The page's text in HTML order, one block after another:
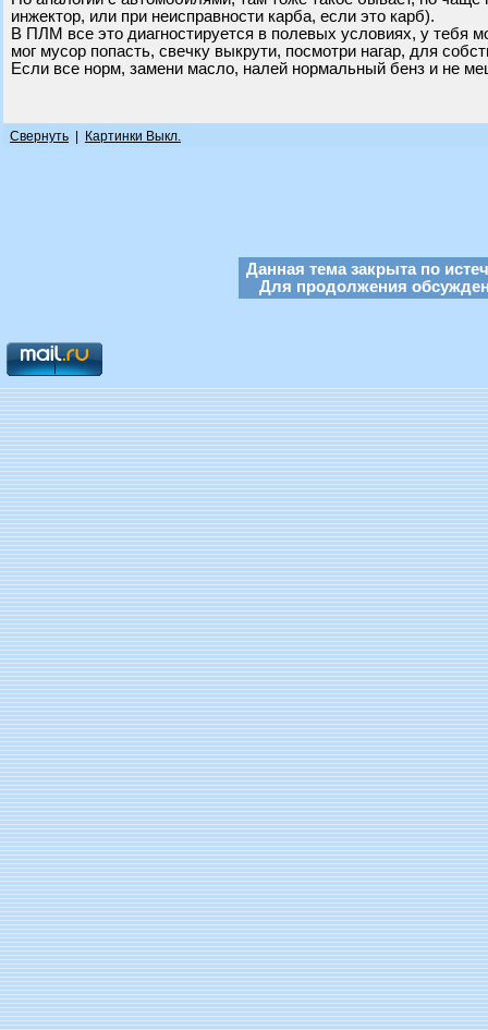
инжектор, или при неисправности карба, если это карб).
В ПЛМ все это диагностируется в полевых условиях, у тебя
мог мусор попасть, свечку выкрути, посмотри нагар, для
Если все норм, замени масло, налей нормальный бенз и не
Свернуть Картинки Выкл.
Данная тема закрыта по
Для продолжения